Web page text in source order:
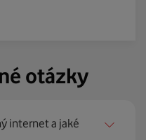
otázky
internet a jaké